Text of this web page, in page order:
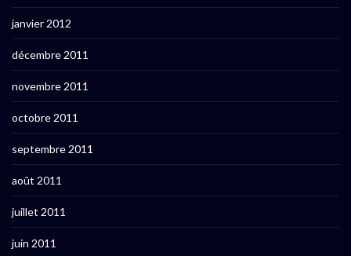
janvier 2012
décembre 2011
novembre 2011
octobre 2011
septembre 2011
août 2011
juillet 2011
juin 2011